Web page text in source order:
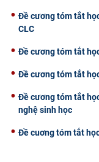
Đề cương tóm tắt
CLC
Đề cương tóm tắt
Đề cương tóm tắt
Đề cương tóm tắt
nghệ sinh học
Đề cuơng tóm tắt